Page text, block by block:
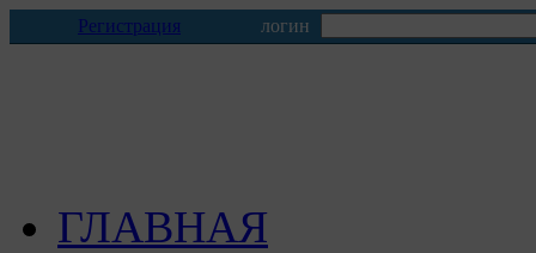
Регистрация логин
ГЛАВНАЯ